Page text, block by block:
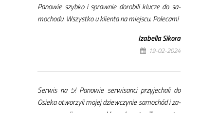
Pa­no­wie szyb­ko i spraw­nie do­ro­bi­li klu­cze do sa­
mo­cho­du. Wszyst­ko u klien­ta na miej­scu. Po­le­cam!
Iza­bel­la Si­ko­ra
19-02-2024
Ser­wis na 5! Pa­no­wie ser­wi­san­ci przy­je­cha­li do
Osie­ka otwo­rzy­li mo­jej dziew­czy­nie sa­mo­chód i za­